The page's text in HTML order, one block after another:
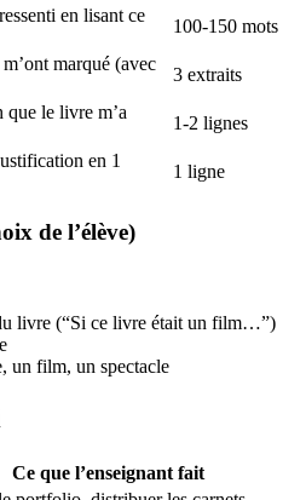
en lisant ce
100-150 mots
marqué (avec
3 extraits
que le livre m’a
1-2 lignes
en 1
1 ligne
de l’élève)
livre (“Si ce livre était un film…”)
un film, un spectacle
Ce que l’enseignant fait